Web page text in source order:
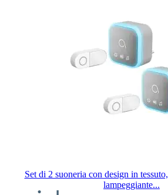
prodotto.
Set di 2 suoneria con design in
lampeggiante...